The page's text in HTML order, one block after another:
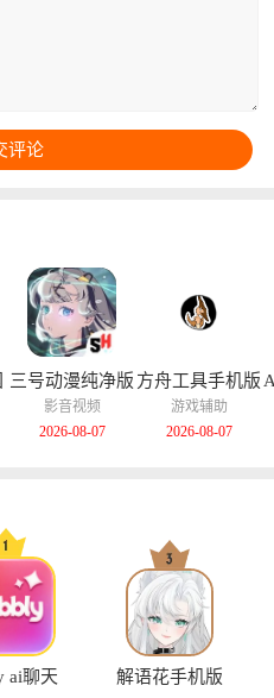
三号动漫纯净版
影音视频
2026-08-07
方舟工具手机版
游戏辅助
2026-08-07
ai聊天 解语花手机版